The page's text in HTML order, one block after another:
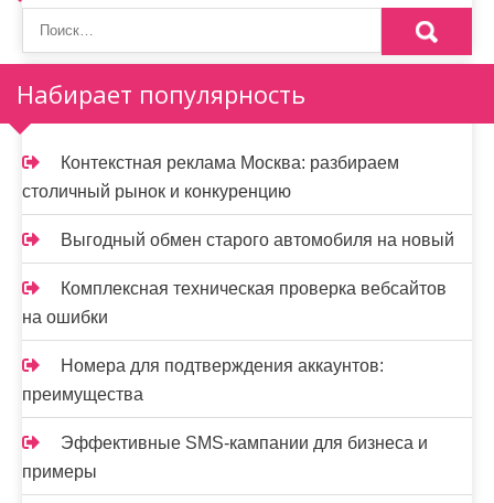
Набирает популярность
Контекстная реклама Москва: разбираем
столичный рынок и конкуренцию
Выгодный обмен старого автомобиля на новый
Комплексная техническая проверка вебсайтов
на ошибки
Номера для подтверждения аккаунтов:
преимущества
Эффективные SMS-кампании для бизнеса и
примеры